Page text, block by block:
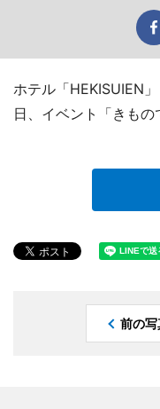
ホテル「HEKISUIEN
日、イベント「きもの
前の写